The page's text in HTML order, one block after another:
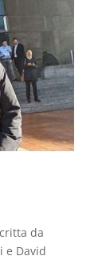
da
e David